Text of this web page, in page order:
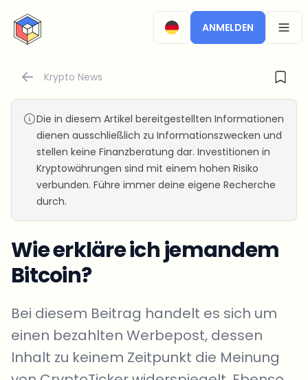
CryptoTicker
ANMELDEN
Krypto News
Die in diesem Artikel bereitgestellten Informationen
dienen ausschließlich zu Informationszwecken und
stellen keine Finanzberatung dar. Investitionen in
Kryptowährungen sind mit einem hohen Risiko
verbunden. Führe immer deine eigene Recherche
durch.
Wie erkläre ich jemandem
Bitcoin?
Bei diesem Beitrag handelt es sich um
einen bezahlten Werbepost, dessen
Inhalt zu keinem Zeitpunkt die Meinung